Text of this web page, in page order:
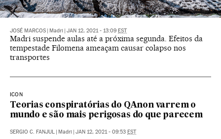
JOSÉ MARCOS Madri JAN 12, 2021 - 13:09 EST
Madri suspende aulas até a próxima segunda. Efeitos da
tempestade Filomena ameaçam causar colapso nos
transportes
ICON
Teorias conspiratórias do QAnon varrem o
mundo e são mais perigosas do que parecem
SERGIO C. FANJUL Madri JAN 12, 2021 - 09:53 EST